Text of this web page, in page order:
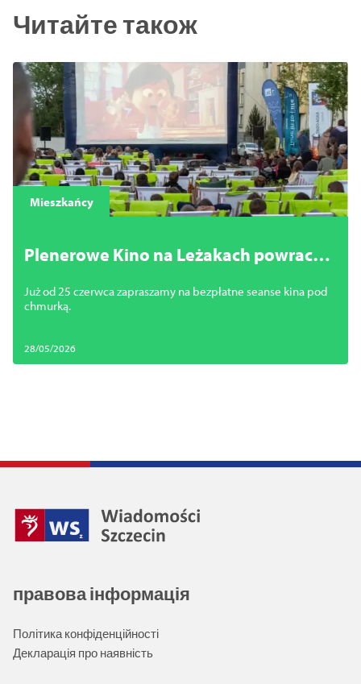
Читайте також
Mieszkańcy
Plenerowe Kino na Leżakach powraca
Już od 25 czerwca zapraszamy na bezpłatne seanse kina pod
chmurką.
28/05/2026
правова інформація
Політика конфіденційності
Декларація про наявність